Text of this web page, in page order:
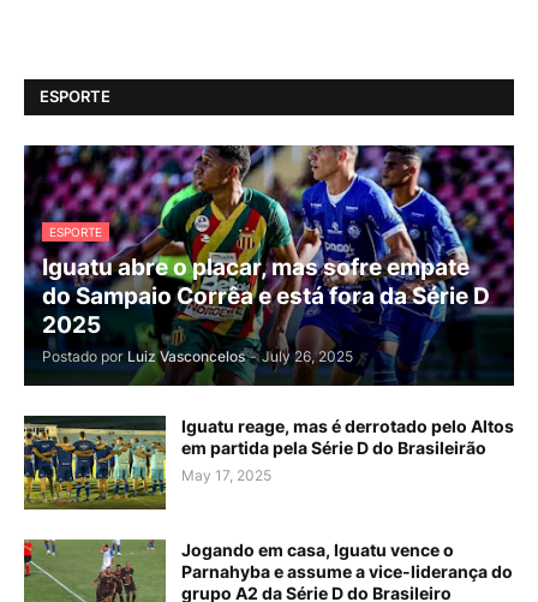
ESPORTE
ESPORTE
Iguatu abre o placar, mas sofre empate
do Sampaio Corrêa e está fora da Série D
2025
Postado por Luiz Vasconcelos - July 26, 2025
Iguatu reage, mas é derrotado pelo Altos
em partida pela Série D do Brasileirão
May 17, 2025
Jogando em casa, Iguatu vence o
Parnahyba e assume a vice-liderança do
grupo A2 da Série D do Brasileiro